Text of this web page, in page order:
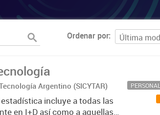
Ordenar por
Argentino (SICYTAR)
incluye a todas las
en I+D así como a aquellas